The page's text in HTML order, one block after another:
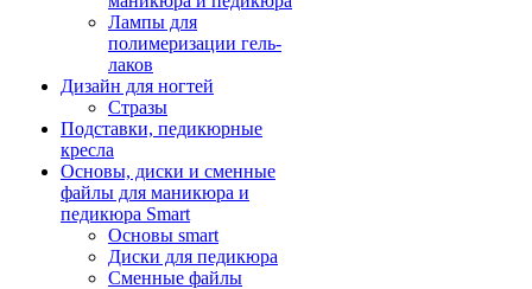
Лампы для
полимеризации гель-
лаков
Дизайн для ногтей
Стразы
Подставки, педикюрные
кресла
Основы, диски и сменные
файлы для маникюра и
педикюра Smart
Основы smart
Диски для педикюра
Сменные файлы